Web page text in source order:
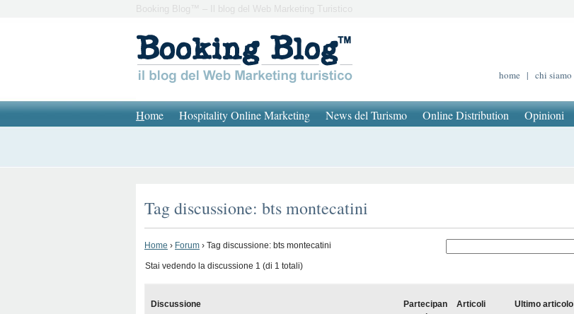
Booking Blog™ – Il blog del Web Marketing Turistico
home | chi siamo
Home Hospitality Online Marketing News del Turismo Online Distribution Opinioni
Tag discussione: bts montecatini
Home › Forum › Tag discussione: bts montecatini
Stai vedendo la discussione 1 (di 1 totali)
Discussione
Partecipan
Articoli Ultimo articolo